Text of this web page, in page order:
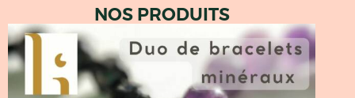
NOS PRODUITS